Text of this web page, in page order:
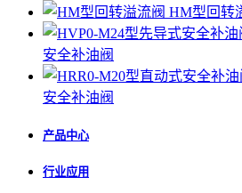
HM型回转
安全补油阀
安全补油阀
产品中心
行业应用